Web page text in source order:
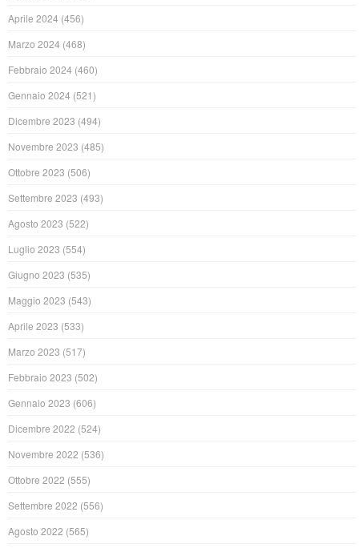
Aprile 2024 (456)
Marzo 2024 (468)
Febbraio 2024 (460)
Gennaio 2024 (521)
Dicembre 2023 (494)
Novembre 2023 (485)
Ottobre 2023 (506)
Settembre 2023 (493)
Agosto 2023 (522)
Luglio 2023 (554)
Giugno 2023 (535)
Maggio 2023 (543)
Aprile 2023 (533)
Marzo 2023 (517)
Febbraio 2023 (502)
Gennaio 2023 (606)
Dicembre 2022 (524)
Novembre 2022 (536)
Ottobre 2022 (555)
Settembre 2022 (556)
Agosto 2022 (565)